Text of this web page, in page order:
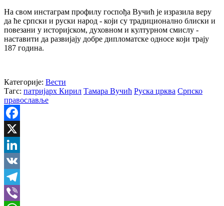
На свом инстаграм профилу госпођа Вучић је изразила веру
да ће српски и руски народ - који су традиционално блиски и
повезани у историјском, духовном и културном смислу -
наставити да развијају добре дипломатске односе који трају
187 година.
Категорије: Вести
Тагс: патријарх Кирил Тамара Вучић Руска црква Српско
православље
Facebook
X
LinkedIn
VK
Telegram